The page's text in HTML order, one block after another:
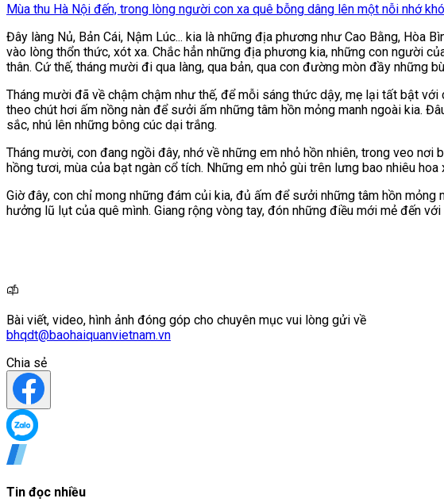
Mùa thu Hà Nội đến, trong lòng người con xa quê bỗng dâng lên một nỗi nhớ
Đây làng Nủ, Bản Cái, Nậm Lúc... kia là những địa phương như Cao Bằng, Hòa
vào lòng thổn thức, xót xa. Chắc hẳn những địa phương kia, những con người
thân. Cứ thế, tháng mười đi qua làng, qua bản, qua con đường mòn đầy những
Tháng mười đã về chậm chậm như thế, để mỗi sáng thức dậy, mẹ lại tất bật
theo chút hơi ấm nồng nàn để sưởi ấm những tâm hồn mỏng manh ngoài kia.
sắc, nhú lên những bông cúc dại trắng.
Tháng mười, con đang ngồi đây, nhớ về những em nhỏ hồn nhiên, trong veo
hồng tươi, mùa của bạt ngàn cổ tích. Những em nhỏ gùi trên lưng bao nhiêu
Giờ đây, con chỉ mong những đám củi kia, đủ ấm để sưởi những tâm hồn
hưởng lũ lụt của quê mình. Giang rộng vòng tay, đón những điều mới mẻ đến
Bài viết, video, hình ảnh đóng góp cho chuyên mục vui lòng gửi về
bhqdt@baohaiquanvietnam.vn
Chia sẻ
Tin đọc nhiều